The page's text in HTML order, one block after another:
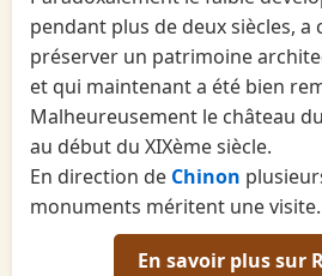
pendant plus de deux siècles, a
préserver un patrimoine
et qui maintenant a été bien
Malheureusement le château
au début du XIXème siècle.
En direction de Chinon
monuments méritent une visite.
En savoir plus sur